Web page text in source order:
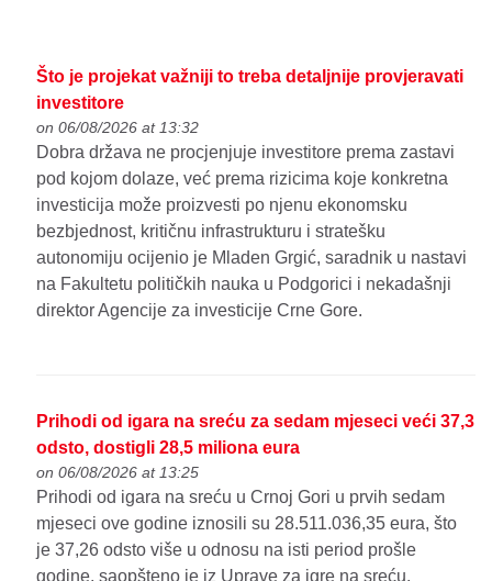
Što je projekat važniji to treba detaljnije provjeravati
investitore
on 06/08/2026 at 13:32
Dobra država ne procjenjuje investitore prema zastavi
pod kojom dolaze, već prema rizicima koje konkretna
investicija može proizvesti po njenu ekonomsku
bezbjednost, kritičnu infrastrukturu i stratešku
autonomiju ocijenio je Mladen Grgić, saradnik u nastavi
na Fakultetu političkih nauka u Podgorici i nekadašnji
direktor Agencije za investicije Crne Gore.
Prihodi od igara na sreću za sedam mjeseci veći 37,3
odsto, dostigli 28,5 miliona eura
on 06/08/2026 at 13:25
Prihodi od igara na sreću u Crnoj Gori u prvih sedam
mjeseci ove godine iznosili su 28.511.036,35 eura, što
je 37,26 odsto više u odnosu na isti period prošle
godine, saopšteno je iz Uprave za igre na sreću.